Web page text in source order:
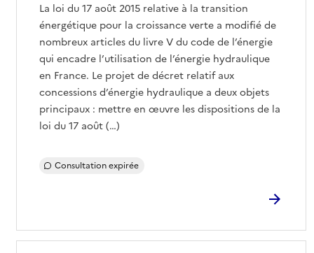
La loi du 17 août 2015 relative à la transition
énergétique pour la croissance verte a modifié de
nombreux articles du livre V du code de l’énergie
qui encadre l’utilisation de l’énergie hydraulique
en France. Le projet de décret relatif aux
concessions d’énergie hydraulique a deux objets
principaux : mettre en œuvre les dispositions de la
loi du 17 août (…)
Consultation expirée